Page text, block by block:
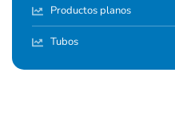
Productos planos
Tubos